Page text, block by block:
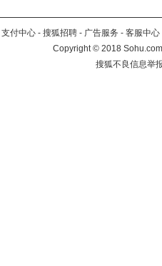
支付中心 - 搜狐招聘 - 广告服务 - 客服中心
Copyright©2018
搜狐不良信息举